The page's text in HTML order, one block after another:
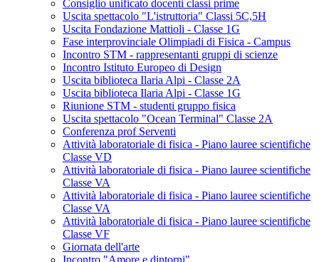
Consiglio unificato docenti classi prime
Uscita spettacolo "L'istruttoria" Classi 5C,5H
Uscita Fondazione Mattioli - Classe 1G
Fase interprovinciale Olimpiadi di Fisica - Campus
Incontro STM - rappresentanti gruppi di scienze
Incontro Istituto Europeo di Design
Uscita biblioteca Ilaria Alpi - Classe 2A
Uscita biblioteca Ilaria Alpi - Classe 1G
Riunione STM - studenti gruppo fisica
Uscita spettacolo "Ocean Terminal" Classe 2A
Conferenza prof Serventi
Attività laboratoriale di fisica - Piano lauree scientifiche
Classe VD
Attività laboratoriale di fisica - Piano lauree scientifiche
Classe VA
Attività laboratoriale di fisica - Piano lauree scientifiche
Classe VA
Attività laboratoriale di fisica - Piano lauree scientifiche
Classe VF
Giornata dell'arte